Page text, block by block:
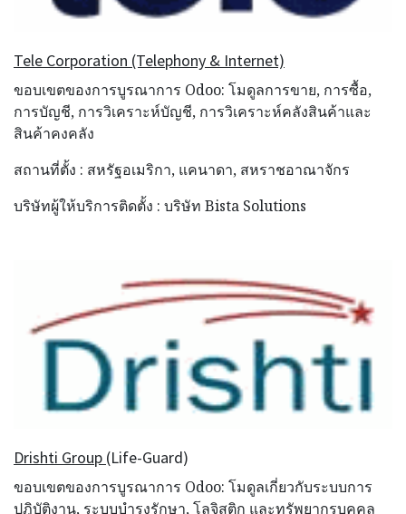
Tele Corporation (Telephony & Internet)
ขอบเขตของการบูรณาการ Odoo: โมดูลการขาย, การซื้อ,
การบัญชี, การวิเคราะห์บัญชี, การวิเคราะห์คลังสินค้าและ
สินค้าคงคลัง
สถานที่ตั้ง : สหรัฐอเมริกา, แคนาดา, สหราชอาณาจักร
บริษัทผู้ให้บริการติดตั้ง : บริษัท Bista Solutions
Drishti Group (Life-Guard)
ขอบเขตของการบูรณาการ Odoo: โมดูลเกี่ยวกับระบบการ
ปฎิบัติงาน, ระบบบำรุงรักษา, โลจิสติก และทรัพยากรบุคคล